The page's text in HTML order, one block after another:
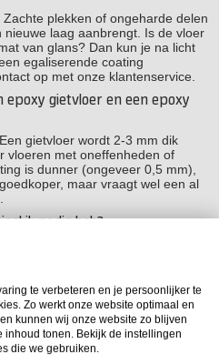
plekken of ongeharde delen
laag aanbrengt. Is de vloer
van glans? Dan kun je na licht
egaliserende coating
op met onze klantenservice.
epoxy gietvloer en een epoxy
gietvloer wordt 2-3 mm dik
vloeren met oneffenheden of
is dunner (ongeveer 0,5 mm),
maar vraagt wel een al
ik nodig heb?
ruimte op en vermenigvuldig die
vierkante meters. Tel daar 10% bij
de randen en bij het mengen.
bij het samenstellen van het
oppervlakte.
aanbrengen?
niet geschikt voor buiten. Epoxy is
te verbeteren en je persoonlijker te
Zo werkt onze website optimaal en
kunnen wij onze website zo blijven
tonen. Bekijk de instellingen
die we gebruiken.